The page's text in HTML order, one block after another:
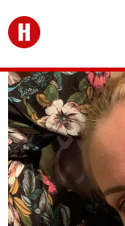
Перейти на главную